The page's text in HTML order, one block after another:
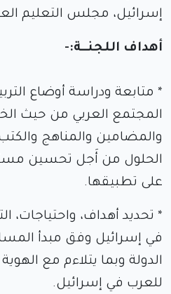
إسرائيل، مجلس التعليم
أهداف اللجنــة:-
* متابعة ودراسة أوضاع
المجتمع العربي من حيث
والمضامين والمناهج
الحلول من أَجل تحسين
على تطبيقها.
* تحديد أهداف، واحتياجات،
في إسرائيل وفق مبدأ
الدولة وبما يتلاءم مع
للعرب في إسرائيل.